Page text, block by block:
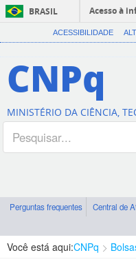
BRASIL
Acesso à
ACESSIBILIDADE
CNPq
MINISTÉRIO DA CIÊNCIA,
Perguntas frequentes Central de
Você está aqui:CNPq